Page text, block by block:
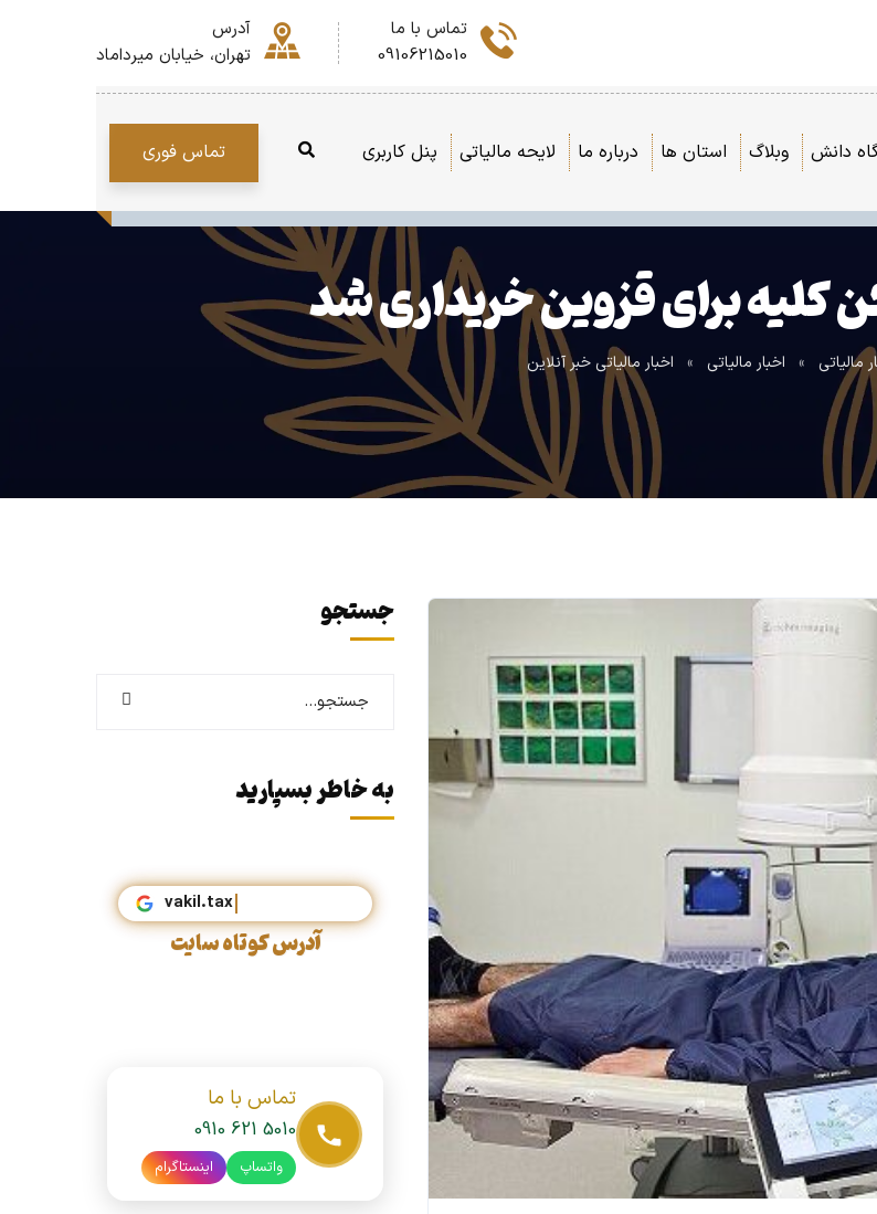
تماس با ما
09106215010
آدرس
تهران، خیابان میرداماد
دانش وبلاگ استان ها درباره ما لایحه مالیاتی پنل کاربری تماس فوری
برای قزوین خریداری شد
مالیاتی » اخبار مالیاتی » اخبار مالیاتی خبر آنلاین
جستجو
به خاطر بسپارید
آدرس کوتاه سایت
تماس با ما
0910 621 5010
واتساپ اینستاگرام